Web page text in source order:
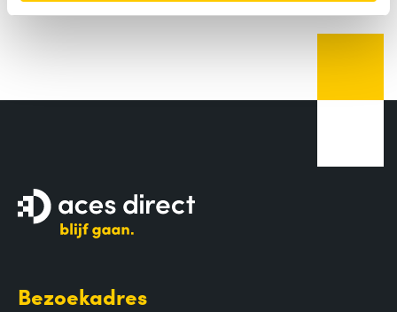
Bezoekadres